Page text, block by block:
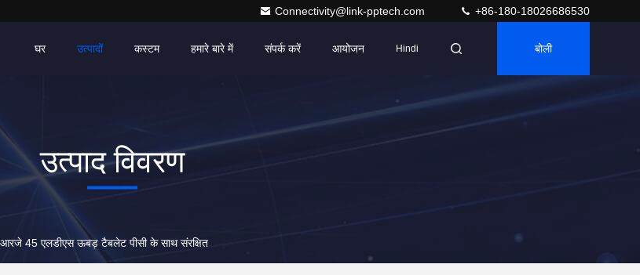
Connectivity@link-pptech.com +86-180-18026686530
घर उत्पादों हमारे बारे में संपर्क करें आयोजन
कस्टम Hindi बोली
उत्पाद विवरण
45 एलडीएस ऊबड़ टैबलेट पीसी के साथ संरक्षित